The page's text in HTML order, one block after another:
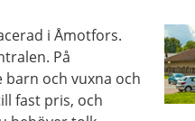
i Åmotfors.
På
och vuxna och
fast pris, och